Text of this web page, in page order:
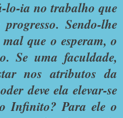
lo-ia no trabalho que
Sendo-lhe
que o esperam, o
Se uma faculdade,
nos atributos da
deve ela elevar-se
Infinito? Para ele o